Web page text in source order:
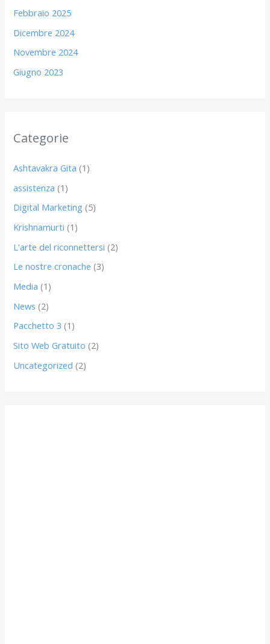
Febbraio 2025
Dicembre 2024
Novembre 2024
Giugno 2023
Categorie
Ashtavakra Gita (1)
assistenza (1)
Digital Marketing (5)
Krishnamurti (1)
L'arte del riconnettersi (2)
Le nostre cronache (3)
Media (1)
News (2)
Pacchetto 3 (1)
Sito Web Gratuito (2)
Uncategorized (2)